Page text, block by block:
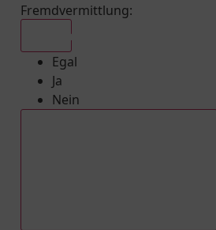
Fremdvermittlung:
Egal
Ja
Nein